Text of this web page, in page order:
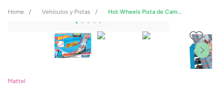
Vehículos y Pistas Hot Wheels Pista de Campeón De Las Alturas con Lanzador y Auto de Carreras
Mattel